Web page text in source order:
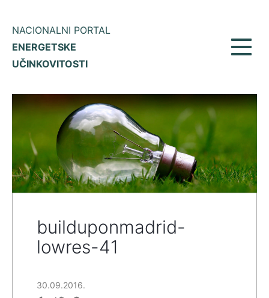
NACIONALNI PORTAL
ENERGETSKE
UČINKOVITOSTI
builduponmadrid-
lowres-41
30.09.2016.